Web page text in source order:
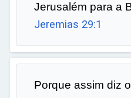
Jerusalém para a
Jeremias 29:1
Porque assim diz